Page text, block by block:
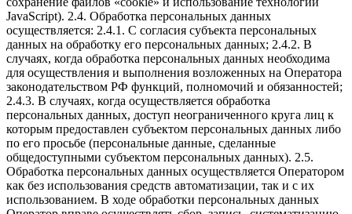
JavaScript). 2.4. Обработка персональных данных
осуществляется: 2.4.1. С согласия субъекта персональных
данных на обработку его персональных данных; 2.4.2. В
случаях, когда обработка персональных данных необходима
для осуществления и выполнения возложенных на Оператора
законодательством РФ функций, полномочий и обязанностей;
2.4.3. В случаях, когда осуществляется обработка
персональных данных, доступ неограниченного круга лиц к
которым предоставлен субъектом персональных данных либо
по его просьбе (персональные данные, сделанные
общедоступными субъектом персональных данных). 2.5.
Обработка персональных данных осуществляется Оператором
как без использования средств автоматизации, так и с их
использованием. В ходе обработки персональных данных